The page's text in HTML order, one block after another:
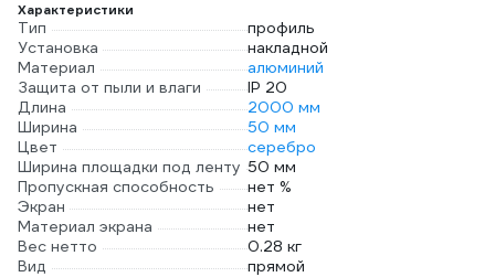
Характеристики
Тип
профиль
Установка
накладной
Материал
алюминий
Защита от пыли и влаги
IP 20
Длина
2000 мм
Ширина
50 мм
Цвет
серебро
Ширина площадки под ленту 50 мм
Пропускная способность
нет %
Экран
нет
Материал экрана
нет
Вес нетто
0.28 кг
Вид
прямой